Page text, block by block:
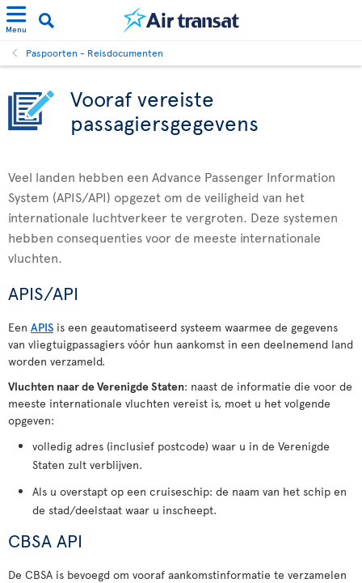
Menu
Paspoorten - Reisdocumenten
Vooraf vereiste
passagiersgegevens
Veel landen hebben een Advance Passenger Information
System (APIS/API) opgezet om de veiligheid van het
internationale luchtverkeer te vergroten. Deze systemen
hebben consequenties voor de meeste internationale
vluchten.
APIS/API
Een APIS is een geautomatiseerd systeem waarmee de gegevens
van vliegtuigpassagiers vóór hun aankomst in een deelnemend land
worden verzameld.
Vluchten naar de Verenigde Staten: naast de informatie die voor de
meeste internationale vluchten vereist is, moet u het volgende
opgeven:
volledig adres (inclusief postcode) waar u in de Verenigde
Staten zult verblijven.
Als u overstapt op een cruiseschip: de naam van het schip en
de stad/deelstaat waar u inscheept.
CBSA API
De CBSA is bevoegd om vooraf aankomstinformatie te verzamelen